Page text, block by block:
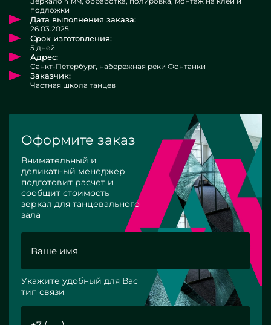
подложки
Дата выполнения заказа:
26.03.2025
Срок изготовления:
5 дней
Адрес:
Санкт-Петербург, набережная реки Фонтанки
Заказчик:
Частная школа танцев
Оформите заказ
Внимательный и
деликатный менеджер
подготовит расчет и
сообщит стоимость
зеркал для танцевального
зала
Укажите удобный для Вас
тип связи